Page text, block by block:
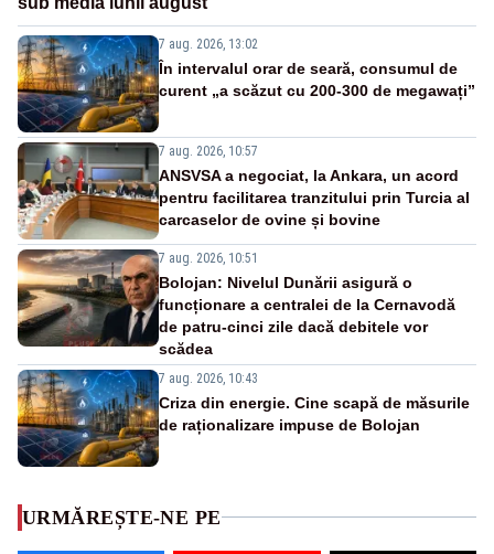
7 aug. 2026, 13:02
În intervalul orar de seară, consumul de
curent „a scăzut cu 200-300 de megawați”
7 aug. 2026, 10:57
ANSVSA a negociat, la Ankara, un acord
pentru facilitarea tranzitului prin Turcia al
carcaselor de ovine și bovine
7 aug. 2026, 10:51
Bolojan: Nivelul Dunării asigură o
funcționare a centralei de la Cernavodă
de patru-cinci zile dacă debitele vor
scădea
7 aug. 2026, 10:43
Criza din energie. Cine scapă de măsurile
de raționalizare impuse de Bolojan
URMĂREȘTE-NE PE